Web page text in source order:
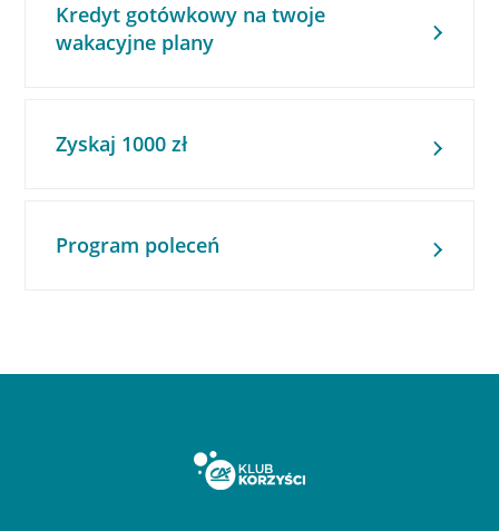
Kredyt gotówkowy na twoje
wakacyjne plany
Zyskaj 1000 zł
Program poleceń